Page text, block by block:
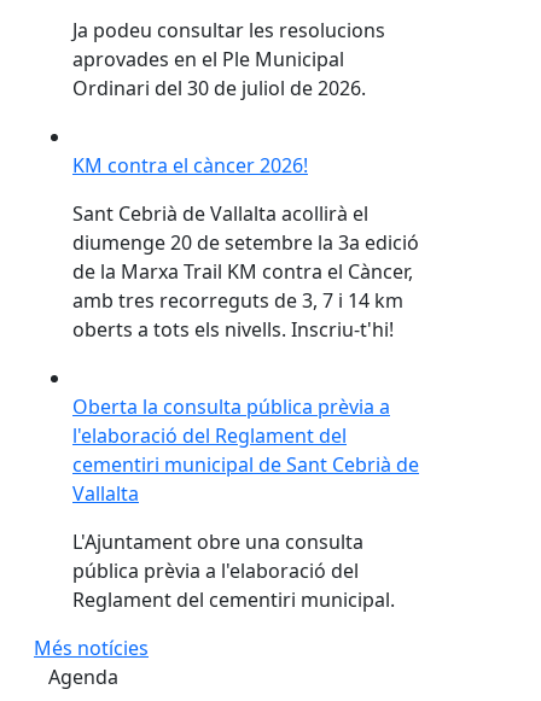
Ja podeu consultar les resolucions
aprovades en el Ple Municipal
Ordinari del 30 de juliol de 2026.
KM contra el càncer 2026!
Sant Cebrià de Vallalta acollirà el
diumenge 20 de setembre la 3a edició
de la Marxa Trail KM contra el Càncer,
amb tres recorreguts de 3, 7 i 14 km
oberts a tots els nivells. Inscriu-t'hi!
Oberta la consulta pública prèvia a
l'elaboració del Reglament del
cementiri municipal de Sant Cebrià de
Vallalta
L'Ajuntament obre una consulta
pública prèvia a l'elaboració del
Reglament del cementiri municipal.
Més notícies
Agenda